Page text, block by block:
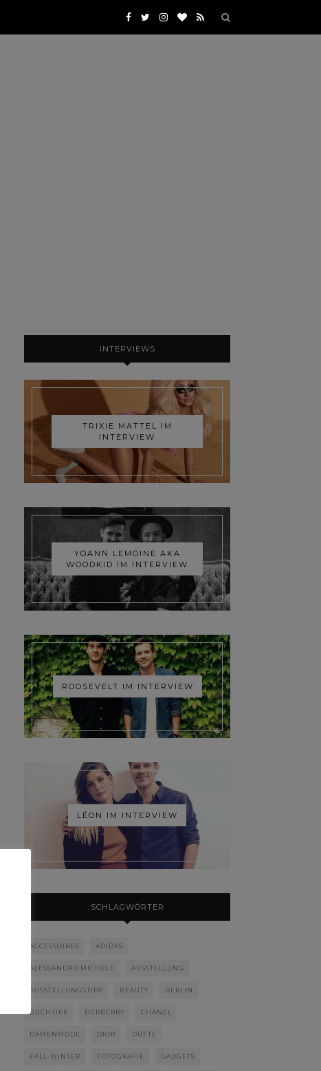
INTERVIEWS
TRIXIE MATTEL IM
INTERVIEW
YOANN LEMOINE AKA
WOODKID IM INTERVIEW
ROOSEVELT IM INTERVIEW
LÉON IM INTERVIEW
SCHLAGWÖRTER
ACCESSOIRES ADIDAS
ALESSANDRO MICHELE AUSSTELLUNG
AUSSTELLUNGSTIPP BEAUTY BERLIN
BUCHTIPP BURBERRY CHANEL
DAMENMODE DIOR DÜFTE
FALL-WINTER FOTOGRAFIE GADGETS